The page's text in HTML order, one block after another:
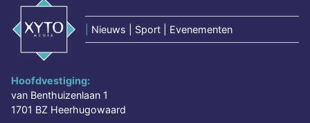
Nieuws | Sport | Evenementen
Hoofdvestiging:
van Benthuizenlaan 1
1701 BZ Heerhugowaard